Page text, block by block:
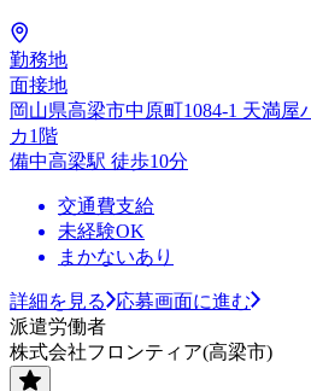
勤務地
面接地
岡山県高梁市中原町1084-1 天満
カ1階
備中高梁駅 徒歩10分
交通費支給
未経験OK
まかないあり
詳細を見る
応募画面に進む
派遣労働者
株式会社フロンティア(高梁市)